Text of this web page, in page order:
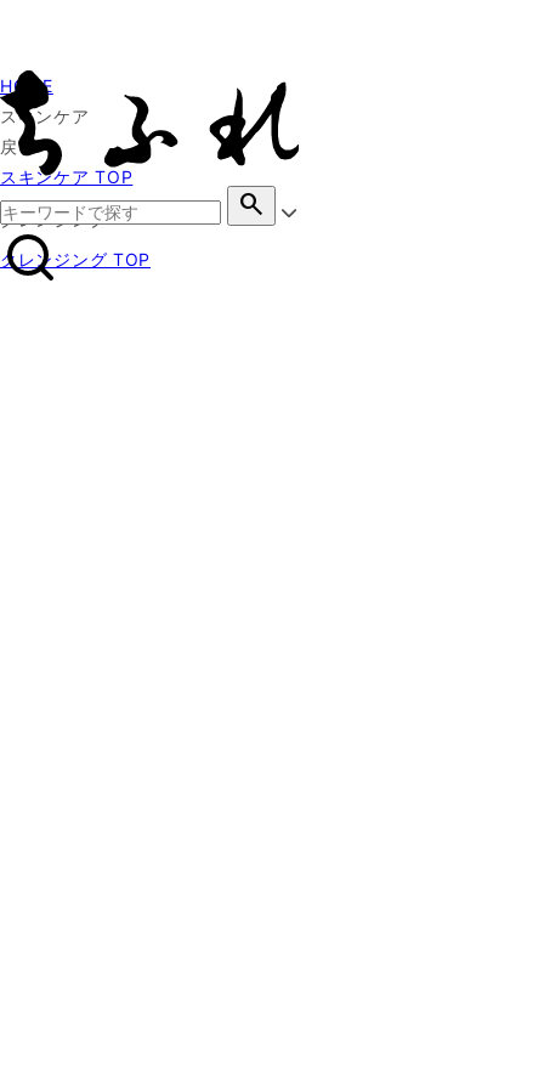
search
HOME
スキンケア
戻る
スキンケア TOP
クレンジング
クレンジング TOP